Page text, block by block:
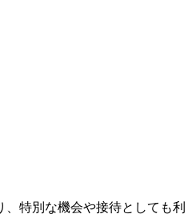
特別な機会や接待としても利